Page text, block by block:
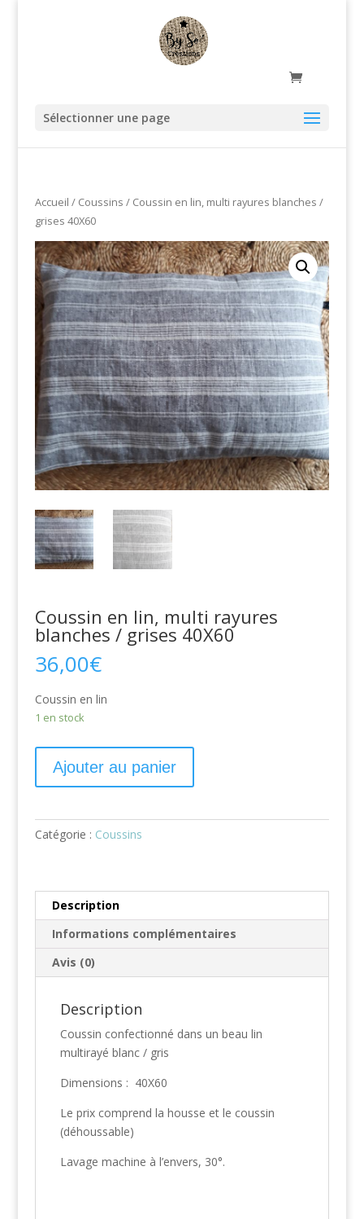
Sélectionner une page
Accueil / Coussins / Coussin en lin, multi rayures blanches /
grises 40X60
Coussin en lin, multi rayures
blanches / grises 40X60
36,00€
Coussin en lin
1 en stock
Ajouter au panier
Catégorie : Coussins
Description
Informations complémentaires
Avis (0)
Description
Coussin confectionné dans un beau lin
multirayé blanc / gris
Dimensions : 40X60
Le prix comprend la housse et le coussin
(déhoussable)
Lavage machine à l’envers, 30°.